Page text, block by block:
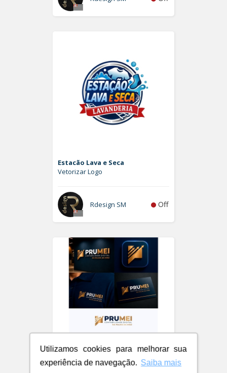
Utilizamos cookies para melhorar sua
experiência de navegação. Saiba mais
Estacão Lava e Seca
Vetorizar Logo
Rdesign SM Off
PRUMEI - Contabilidade Digital